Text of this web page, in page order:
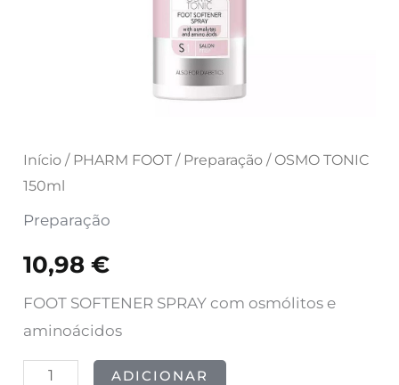
Início / PHARM FOOT / Preparação / OSMO TONIC
150ml
Preparação
10,98€
FOOT SOFTENER SPRAY com osmólitos e
aminoácidos
ADICIONAR